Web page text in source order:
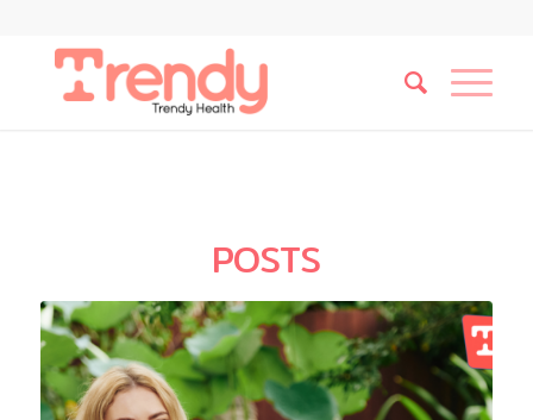
POSTS